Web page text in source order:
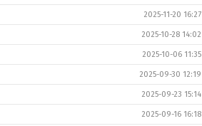
2025-11-20 16:27
2025-10-28 14:02
2025-10-06 11:35
2025-09-30 12:19
2025-09-23 15:14
2025-09-16 16:18